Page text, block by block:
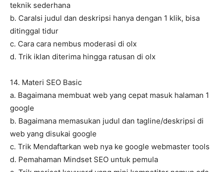
teknik sederhana
b. CaraIsi judul dan deskripsi hanya dengan 1 klik, bisa
ditinggal tidur
c. Cara cara nembus moderasi di olx
d. Trik iklan diterima hingga ratusan di olx
14. Materi SEO Basic
a. Bagaimana membuat web yang cepat masuk halaman 1
google
b. Bagaimana memasukan judul dan tagline/deskripsi di
web yang disukai google
c. Trik Mendaftarkan web nya ke google webmaster tools
d. Pemahaman Mindset SEO untuk pemula